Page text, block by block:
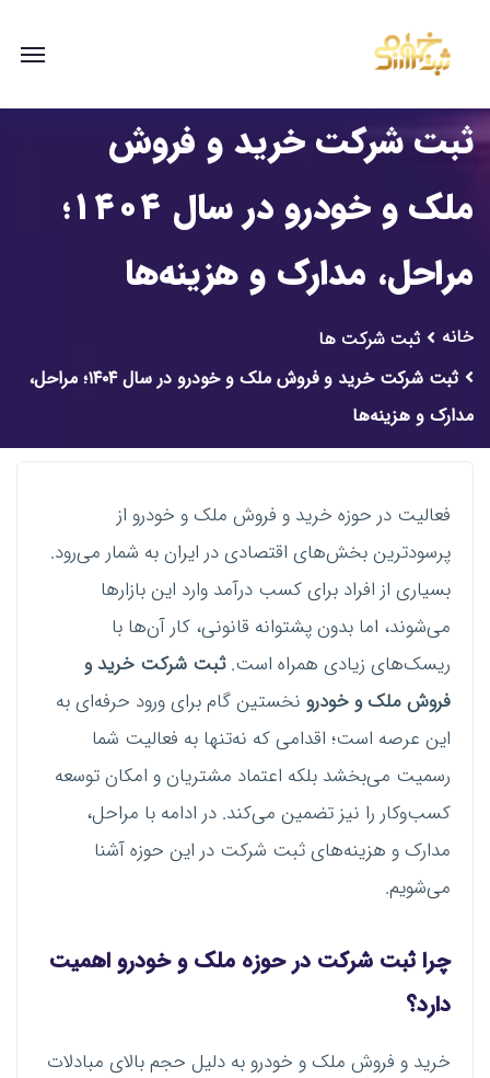
ثبت شرکت خرید و فروش
ملک و خودرو در سال ۱۴۰۴؛
مراحل، مدارک و هزینه‌ها
خانه
ثبت شرکت ها
ثبت شرکت خرید و فروش ملک و خودرو در سال ۱۴۰۴؛ مراحل،
مدارک و هزینه‌ها
فعالیت در حوزه خرید و فروش ملک و خودرو از
پرسودترین بخش‌های اقتصادی در ایران به شمار می‌رود.
بسیاری از افراد برای کسب درآمد وارد این بازارها
می‌شوند، اما بدون پشتوانه قانونی، کار آن‌ها با
ریسک‌های زیادی همراه است.ثبت شرکت خرید و
فروش ملک و خودرو نخستین گام برای ورود حرفه‌ای به
این عرصه است؛ اقدامی که نه‌تنها به فعالیت شما
رسمیت می‌بخشد بلکه اعتماد مشتریان و امکان توسعه
کسب‌وکار را نیز تضمین می‌کند. در ادامه با مراحل،
مدارک و هزینه‌های ثبت شرکت در این حوزه آشنا
می‌شویم.
چرا ثبت شرکت در حوزه ملک و خودرو اهمیت
دارد؟
خرید و فروش ملک و خودرو به دلیل حجم بالای مبادلات